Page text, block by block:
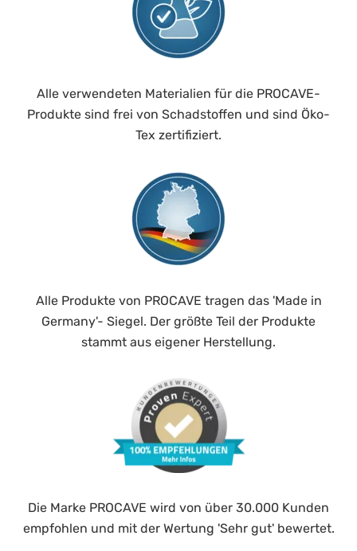
Alle verwendeten Materialien für die PROCAVE-
Produkte sind frei von Schadstoffen und sind Öko-
Tex zertifiziert.
Alle Produkte von PROCAVE tragen das 'Made in
Germany'- Siegel. Der größte Teil der Produkte
stammt aus eigener Herstellung.
Die Marke PROCAVE wird von über 30.000 Kunden
empfohlen und mit der Wertung 'Sehr gut' bewertet.